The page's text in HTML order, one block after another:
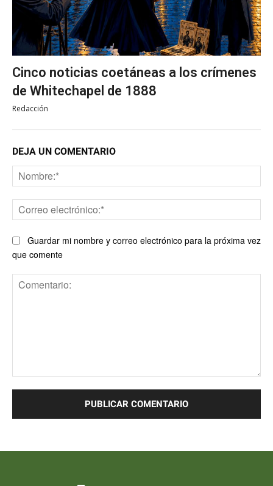
Cinco noticias coetáneas a los crímenes
de Whitechapel de 1888
Redacción
DEJA UN COMENTARIO
Guardar mi nombre y correo electrónico para la próxima vez
que comente